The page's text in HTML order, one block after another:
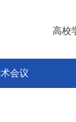
高校
会议